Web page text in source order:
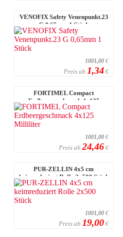
VENOFIX Safety Venenpunkt.23
G 0,65mm 1 Stück
1001,00 €
Preis ab 1,34 €
FORTIMEL Compact
Erdbeergeschmack 4x125
Milliliter
1001,00 €
Preis ab 24,46 €
PUR-ZELLIN 4x5 cm
keimreduziert Rolle 2x500 Stück
1001,00 €
Preis ab 19,00 €